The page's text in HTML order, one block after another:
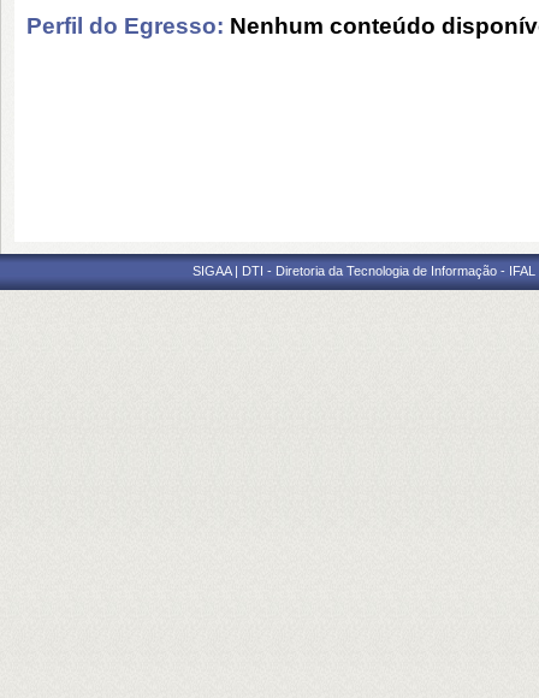
Perfil do Egresso: Nenhum conteúdo
SIGAA | DTI - Diretoria da Tecnologia de Informação -